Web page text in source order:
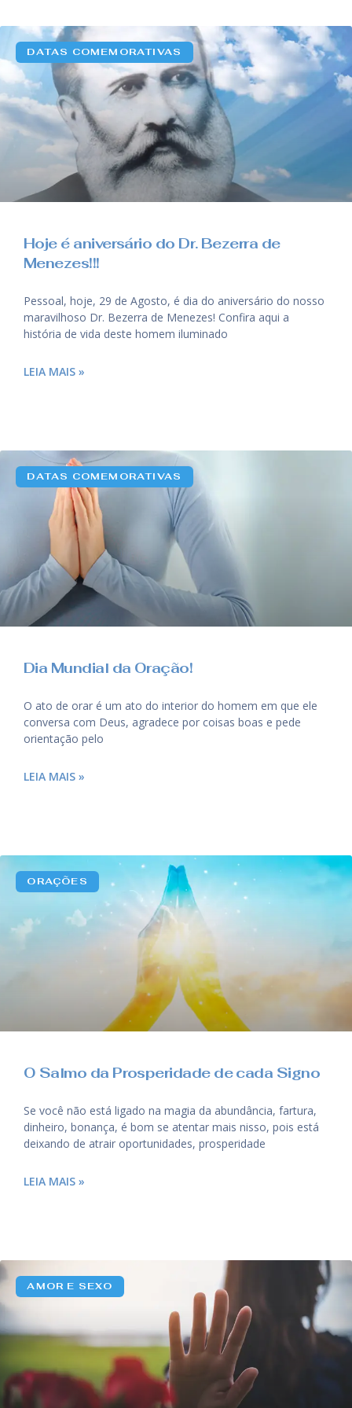
DATAS COMEMORATIVAS
Hoje é aniversário do Dr. Bezerra de
Menezes!!!
Pessoal, hoje, 29 de Agosto, é dia do aniversário do nosso
maravilhoso Dr. Bezerra de Menezes! Confira aqui a
história de vida deste homem iluminado
LEIA MAIS »
DATAS COMEMORATIVAS
Dia Mundial da Oração!
O ato de orar é um ato do interior do homem em que ele
conversa com Deus, agradece por coisas boas e pede
orientação pelo
LEIA MAIS »
ORAÇÕES
O Salmo da Prosperidade de cada Signo
Se você não está ligado na magia da abundância, fartura,
dinheiro, bonança, é bom se atentar mais nisso, pois está
deixando de atrair oportunidades, prosperidade
LEIA MAIS »
AMOR E SEXO